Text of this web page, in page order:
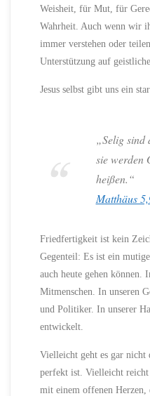
Weisheit, für Mut, für
Wahrheit. Auch wenn wir
immer verstehen oder
Unterstützung auf
Jesus selbst gibt uns ein
„Selig sind
sie werden
heißen.“
Matthäus
Friedfertigkeit ist kein
Gegenteil: Es ist ein
auch heute gehen können.
Mitmenschen. In unseren
und Politiker. In unserer
entwickelt.
Vielleicht geht es gar nicht
perfekt ist. Vielleicht
mit einem offenen Herzen,